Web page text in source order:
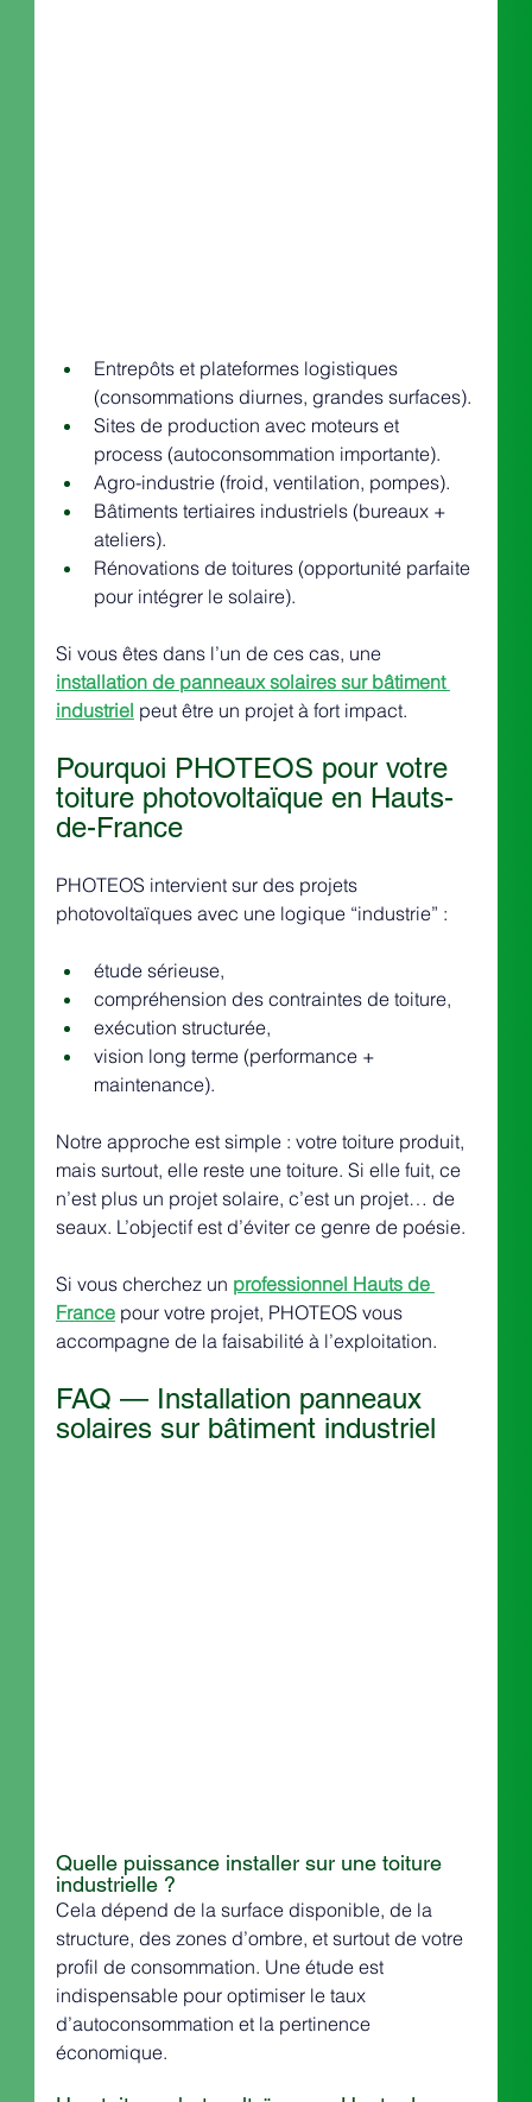
Entrepôts et plateformes logistiques
(consommations diurnes, grandes surfaces).
Sites de production avec moteurs et
process (autoconsommation importante).
Agro-industrie (froid, ventilation, pompes).
Bâtiments tertiaires industriels (bureaux +
ateliers).
Rénovations de toitures (opportunité parfaite
pour intégrer le solaire).
Si vous êtes dans l’un de ces cas, une
installation de panneaux solaires sur bâtiment
industriel peut être un projet à fort impact.
Pourquoi PHOTEOS pour votre
toiture photovoltaïque en Hauts-
de-France
PHOTEOS intervient sur des projets
photovoltaïques avec une logique “industrie” :
étude sérieuse,
compréhension des contraintes de toiture,
exécution structurée,
vision long terme (performance +
maintenance).
Notre approche est simple : votre toiture produit,
mais surtout, elle reste une toiture. Si elle fuit, ce
n’est plus un projet solaire, c’est un projet… de
seaux. L’objectif est d’éviter ce genre de poésie.
Si vous cherchez un professionnel Hauts de
France pour votre projet, PHOTEOS vous
accompagne de la faisabilité à l’exploitation.
FAQ — Installation panneaux
solaires sur bâtiment industriel
Quelle puissance installer sur une toiture
industrielle ?
Cela dépend de la surface disponible, de la
structure, des zones d’ombre, et surtout de votre
profil de consommation. Une étude est
indispensable pour optimiser le taux
d’autoconsommation et la pertinence
économique.